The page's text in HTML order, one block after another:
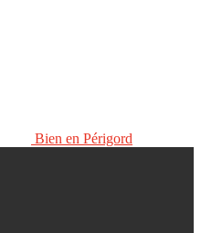
Bien en Périgord